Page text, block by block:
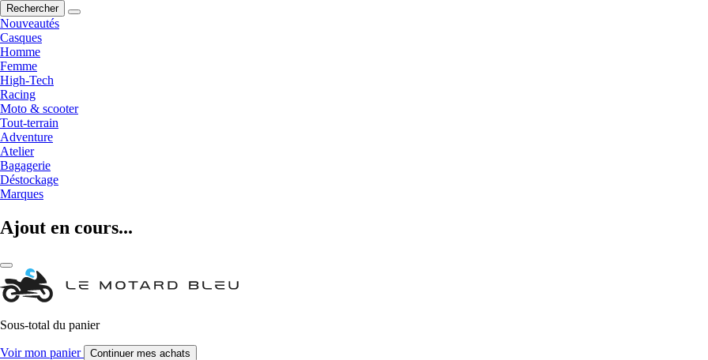
Rechercher
Nouveautés
Casques
Homme
Femme
High-Tech
Racing
Moto & scooter
Tout-terrain
Adventure
Atelier
Bagagerie
Déstockage
Marques
Ajout en cours...
Sous-total du panier
Voir mon panier Continuer mes achats